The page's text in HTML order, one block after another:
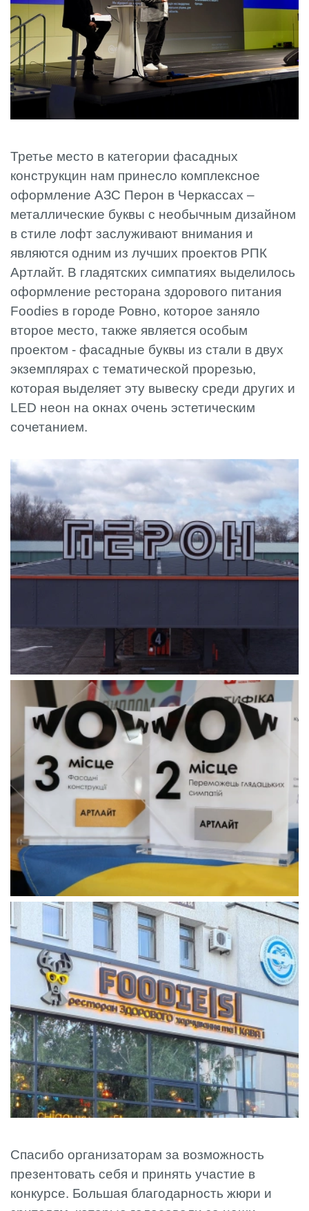
Третье место в категории фасадных
конструкцин нам принесло комплексное
оформление АЗС Перон в Черкассах –
металлические буквы с необычным дизайном
в стиле лофт заслуживают внимания и
являются одним из лучших проектов РПК
Артлайт. В гладятских симпатиях выделилось
оформление ресторана здорового питания
Foodies в городе Ровно, которое заняло
второе место, также является особым
проектом - фасадные буквы из стали в двух
экземплярах с тематической прорезью,
которая выделяет эту вывеску среди других и
LED неон на окнах очень эстетическим
сочетанием.
Спасибо организаторам за возможность
презентовать себя и принять участие в
конкурсе. Большая благодарность жюри и